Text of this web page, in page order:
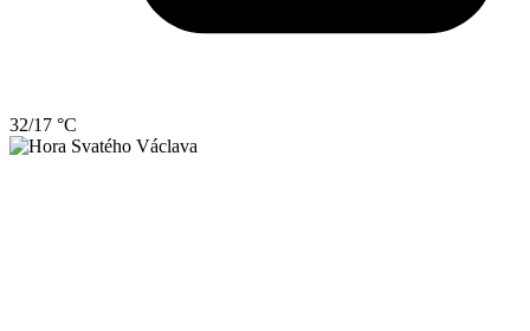
32/17 °C